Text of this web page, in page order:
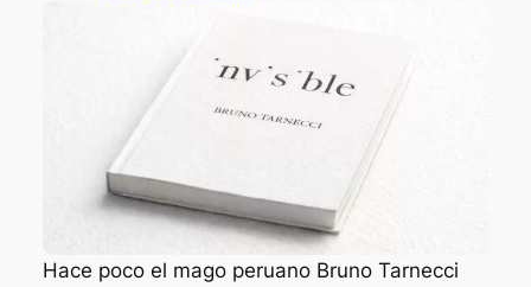
Hace poco el mago peruano Bruno Tarnecci